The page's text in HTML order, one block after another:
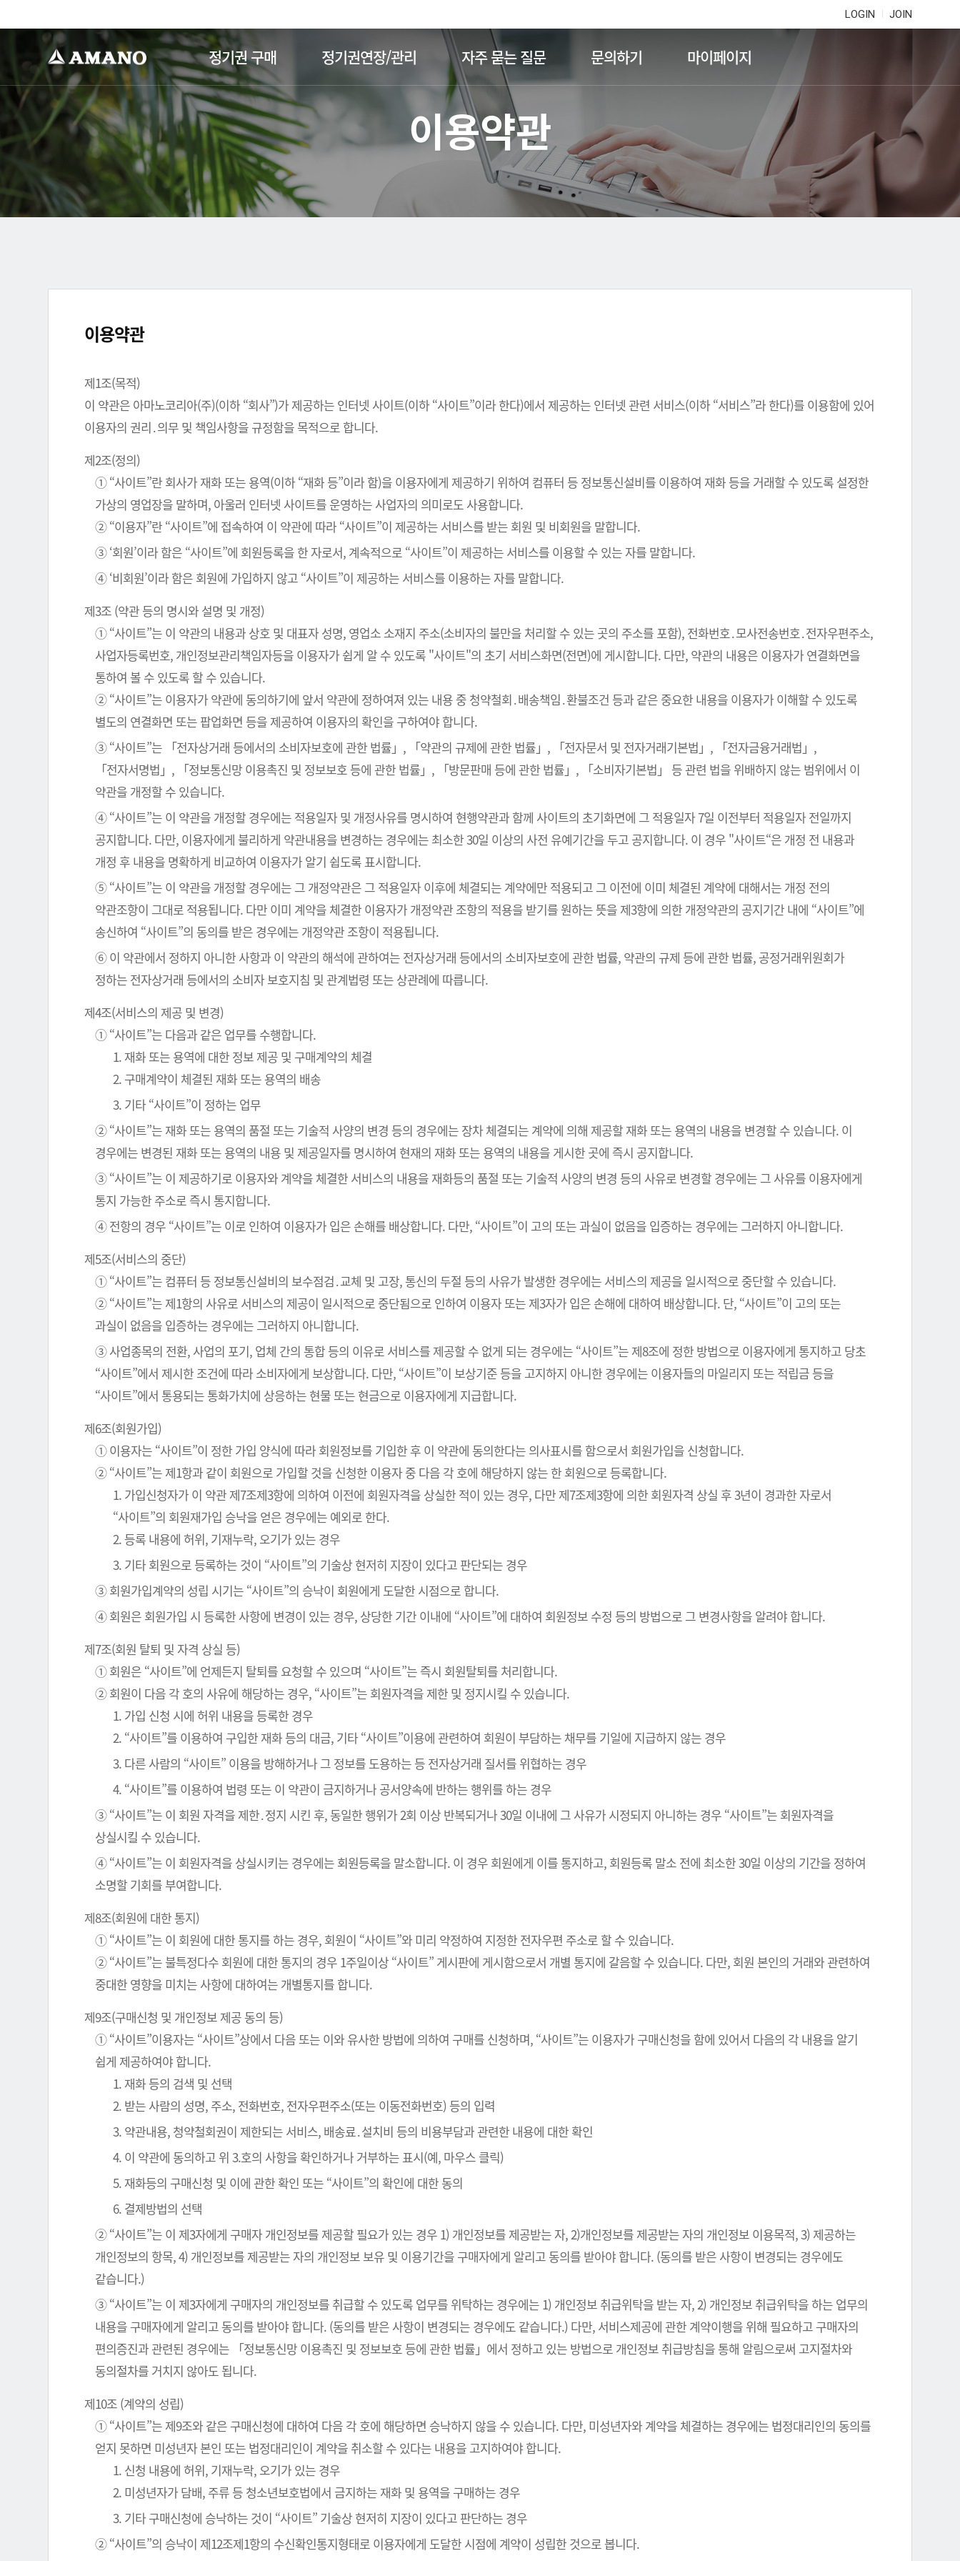
LOGIN JOIN
정기권 구매 정기권연장/관리 자주 묻는 질문 문의하기 마이페이지
이용약관
이용약관
제1조(목적)
이 약관은 아마노코리아(주)(이하 “회사”)가 제공하는 인터넷 사이트(이하 “사이트”이라 한다)에서 제공하는 인터넷 관련 서비스(이하 “서비스”라 한다)를 이용함에 있어
이용자의 권리․의무 및 책임사항을 규정함을 목적으로 합니다.
제2조(정의)
① “사이트”란 회사가 재화 또는 용역(이하 “재화 등”이라 함)을 이용자에게 제공하기 위하여 컴퓨터 등 정보통신설비를 이용하여 재화 등을 거래할 수 있도록 설정한
가상의 영업장을 말하며, 아울러 인터넷 사이트를 운영하는 사업자의 의미로도 사용합니다.
② “이용자”란 “사이트”에 접속하여 이 약관에 따라 “사이트”이 제공하는 서비스를 받는 회원 및 비회원을 말합니다.
③ ‘회원’이라 함은 “사이트”에 회원등록을 한 자로서, 계속적으로 “사이트”이 제공하는 서비스를 이용할 수 있는 자를 말합니다.
④ ‘비회원’이라 함은 회원에 가입하지 않고 “사이트”이 제공하는 서비스를 이용하는 자를 말합니다.
제3조 (약관 등의 명시와 설명 및 개정)
① “사이트”는 이 약관의 내용과 상호 및 대표자 성명, 영업소 소재지 주소(소비자의 불만을 처리할 수 있는 곳의 주소를 포함), 전화번호․모사전송번호․전자우편주소,
사업자등록번호, 개인정보관리책임자등을 이용자가 쉽게 알 수 있도록 "사이트"의 초기 서비스화면(전면)에 게시합니다. 다만, 약관의 내용은 이용자가 연결화면을
통하여 볼 수 있도록 할 수 있습니다.
② “사이트”는 이용자가 약관에 동의하기에 앞서 약관에 정하여져 있는 내용 중 청약철회․배송책임․환불조건 등과 같은 중요한 내용을 이용자가 이해할 수 있도록
별도의 연결화면 또는 팝업화면 등을 제공하여 이용자의 확인을 구하여야 합니다.
③ “사이트”는 「전자상거래 등에서의 소비자보호에 관한 법률」, 「약관의 규제에 관한 법률」, 「전자문서 및 전자거래기본법」, 「전자금융거래법」,
「전자서명법」, 「정보통신망 이용촉진 및 정보보호 등에 관한 법률」, 「방문판매 등에 관한 법률」, 「소비자기본법」 등 관련 법을 위배하지 않는 범위에서 이
약관을 개정할 수 있습니다.
④ “사이트”는 이 약관을 개정할 경우에는 적용일자 및 개정사유를 명시하여 현행약관과 함께 사이트의 초기화면에 그 적용일자 7일 이전부터 적용일자 전일까지
공지합니다. 다만, 이용자에게 불리하게 약관내용을 변경하는 경우에는 최소한 30일 이상의 사전 유예기간을 두고 공지합니다. 이 경우 "사이트“은 개정 전 내용과
개정 후 내용을 명확하게 비교하여 이용자가 알기 쉽도록 표시합니다.
⑤ “사이트”는 이 약관을 개정할 경우에는 그 개정약관은 그 적용일자 이후에 체결되는 계약에만 적용되고 그 이전에 이미 체결된 계약에 대해서는 개정 전의
약관조항이 그대로 적용됩니다. 다만 이미 계약을 체결한 이용자가 개정약관 조항의 적용을 받기를 원하는 뜻을 제3항에 의한 개정약관의 공지기간 내에 “사이트”에
송신하여 “사이트”의 동의를 받은 경우에는 개정약관 조항이 적용됩니다.
⑥ 이 약관에서 정하지 아니한 사항과 이 약관의 해석에 관하여는 전자상거래 등에서의 소비자보호에 관한 법률, 약관의 규제 등에 관한 법률, 공정거래위원회가
정하는 전자상거래 등에서의 소비자 보호지침 및 관계법령 또는 상관례에 따릅니다.
제4조(서비스의 제공 및 변경)
① “사이트”는 다음과 같은 업무를 수행합니다.
1. 재화 또는 용역에 대한 정보 제공 및 구매계약의 체결
2. 구매계약이 체결된 재화 또는 용역의 배송
3. 기타 “사이트”이 정하는 업무
② “사이트”는 재화 또는 용역의 품절 또는 기술적 사양의 변경 등의 경우에는 장차 체결되는 계약에 의해 제공할 재화 또는 용역의 내용을 변경할 수 있습니다. 이
경우에는 변경된 재화 또는 용역의 내용 및 제공일자를 명시하여 현재의 재화 또는 용역의 내용을 게시한 곳에 즉시 공지합니다.
③ “사이트”는 이 제공하기로 이용자와 계약을 체결한 서비스의 내용을 재화등의 품절 또는 기술적 사양의 변경 등의 사유로 변경할 경우에는 그 사유를 이용자에게
통지 가능한 주소로 즉시 통지합니다.
④ 전항의 경우 “사이트”는 이로 인하여 이용자가 입은 손해를 배상합니다. 다만, “사이트”이 고의 또는 과실이 없음을 입증하는 경우에는 그러하지 아니합니다.
제5조(서비스의 중단)
① “사이트”는 컴퓨터 등 정보통신설비의 보수점검․교체 및 고장, 통신의 두절 등의 사유가 발생한 경우에는 서비스의 제공을 일시적으로 중단할 수 있습니다.
② “사이트”는 제1항의 사유로 서비스의 제공이 일시적으로 중단됨으로 인하여 이용자 또는 제3자가 입은 손해에 대하여 배상합니다. 단, “사이트”이 고의 또는
과실이 없음을 입증하는 경우에는 그러하지 아니합니다.
③ 사업종목의 전환, 사업의 포기, 업체 간의 통합 등의 이유로 서비스를 제공할 수 없게 되는 경우에는 “사이트”는 제8조에 정한 방법으로 이용자에게 통지하고 당초
“사이트”에서 제시한 조건에 따라 소비자에게 보상합니다. 다만, “사이트”이 보상기준 등을 고지하지 아니한 경우에는 이용자들의 마일리지 또는 적립금 등을
“사이트”에서 통용되는 통화가치에 상응하는 현물 또는 현금으로 이용자에게 지급합니다.
제6조(회원가입)
① 이용자는 “사이트”이 정한 가입 양식에 따라 회원정보를 기입한 후 이 약관에 동의한다는 의사표시를 함으로서 회원가입을 신청합니다.
② “사이트”는 제1항과 같이 회원으로 가입할 것을 신청한 이용자 중 다음 각 호에 해당하지 않는 한 회원으로 등록합니다.
1. 가입신청자가 이 약관 제7조제3항에 의하여 이전에 회원자격을 상실한 적이 있는 경우, 다만 제7조제3항에 의한 회원자격 상실 후 3년이 경과한 자로서
“사이트”의 회원재가입 승낙을 얻은 경우에는 예외로 한다.
2. 등록 내용에 허위, 기재누락, 오기가 있는 경우
3. 기타 회원으로 등록하는 것이 “사이트”의 기술상 현저히 지장이 있다고 판단되는 경우
③ 회원가입계약의 성립 시기는 “사이트”의 승낙이 회원에게 도달한 시점으로 합니다.
④ 회원은 회원가입 시 등록한 사항에 변경이 있는 경우, 상당한 기간 이내에 “사이트”에 대하여 회원정보 수정 등의 방법으로 그 변경사항을 알려야 합니다.
제7조(회원 탈퇴 및 자격 상실 등)
① 회원은 “사이트”에 언제든지 탈퇴를 요청할 수 있으며 “사이트”는 즉시 회원탈퇴를 처리합니다.
② 회원이 다음 각 호의 사유에 해당하는 경우, “사이트”는 회원자격을 제한 및 정지시킬 수 있습니다.
1. 가입 신청 시에 허위 내용을 등록한 경우
2. “사이트”를 이용하여 구입한 재화 등의 대금, 기타 “사이트”이용에 관련하여 회원이 부담하는 채무를 기일에 지급하지 않는 경우
3. 다른 사람의 “사이트” 이용을 방해하거나 그 정보를 도용하는 등 전자상거래 질서를 위협하는 경우
4. “사이트”를 이용하여 법령 또는 이 약관이 금지하거나 공서양속에 반하는 행위를 하는 경우
③ “사이트”는 이 회원 자격을 제한․정지 시킨 후, 동일한 행위가 2회 이상 반복되거나 30일 이내에 그 사유가 시정되지 아니하는 경우 “사이트”는 회원자격을
상실시킬 수 있습니다.
④ “사이트”는 이 회원자격을 상실시키는 경우에는 회원등록을 말소합니다. 이 경우 회원에게 이를 통지하고, 회원등록 말소 전에 최소한 30일 이상의 기간을 정하여
소명할 기회를 부여합니다.
제8조(회원에 대한 통지)
① “사이트”는 이 회원에 대한 통지를 하는 경우, 회원이 “사이트”와 미리 약정하여 지정한 전자우편 주소로 할 수 있습니다.
② “사이트”는 불특정다수 회원에 대한 통지의 경우 1주일이상 “사이트” 게시판에 게시함으로서 개별 통지에 갈음할 수 있습니다. 다만, 회원 본인의 거래와 관련하여
중대한 영향을 미치는 사항에 대하여는 개별통지를 합니다.
제9조(구매신청 및 개인정보 제공 동의 등)
① “사이트”이용자는 “사이트”상에서 다음 또는 이와 유사한 방법에 의하여 구매를 신청하며, “사이트”는 이용자가 구매신청을 함에 있어서 다음의 각 내용을 알기
쉽게 제공하여야 합니다.
1. 재화 등의 검색 및 선택
2. 받는 사람의 성명, 주소, 전화번호, 전자우편주소(또는 이동전화번호) 등의 입력
3. 약관내용, 청약철회권이 제한되는 서비스, 배송료․설치비 등의 비용부담과 관련한 내용에 대한 확인
4. 이 약관에 동의하고 위 3.호의 사항을 확인하거나 거부하는 표시(예, 마우스 클릭)
5. 재화등의 구매신청 및 이에 관한 확인 또는 “사이트”의 확인에 대한 동의
6. 결제방법의 선택
② “사이트”는 이 제3자에게 구매자 개인정보를 제공할 필요가 있는 경우 1) 개인정보를 제공받는 자, 2)개인정보를 제공받는 자의 개인정보 이용목적, 3) 제공하는
개인정보의 항목, 4) 개인정보를 제공받는 자의 개인정보 보유 및 이용기간을 구매자에게 알리고 동의를 받아야 합니다. (동의를 받은 사항이 변경되는 경우에도
같습니다.)
③ “사이트”는 이 제3자에게 구매자의 개인정보를 취급할 수 있도록 업무를 위탁하는 경우에는 1) 개인정보 취급위탁을 받는 자, 2) 개인정보 취급위탁을 하는 업무의
내용을 구매자에게 알리고 동의를 받아야 합니다. (동의를 받은 사항이 변경되는 경우에도 같습니다.) 다만, 서비스제공에 관한 계약이행을 위해 필요하고 구매자의
편의증진과 관련된 경우에는 「정보통신망 이용촉진 및 정보보호 등에 관한 법률」에서 정하고 있는 방법으로 개인정보 취급방침을 통해 알림으로써 고지절차와
동의절차를 거치지 않아도 됩니다.
제10조 (계약의 성립)
① “사이트”는 제9조와 같은 구매신청에 대하여 다음 각 호에 해당하면 승낙하지 않을 수 있습니다. 다만, 미성년자와 계약을 체결하는 경우에는 법정대리인의 동의를
얻지 못하면 미성년자 본인 또는 법정대리인이 계약을 취소할 수 있다는 내용을 고지하여야 합니다.
1. 신청 내용에 허위, 기재누락, 오기가 있는 경우
2. 미성년자가 담배, 주류 등 청소년보호법에서 금지하는 재화 및 용역을 구매하는 경우
3. 기타 구매신청에 승낙하는 것이 “사이트” 기술상 현저히 지장이 있다고 판단하는 경우
② “사이트”의 승낙이 제12조제1항의 수신확인통지형태로 이용자에게 도달한 시점에 계약이 성립한 것으로 봅니다.